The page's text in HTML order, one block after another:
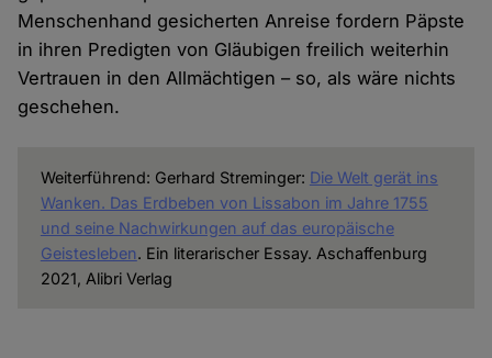
Menschenhand gesicherten Anreise fordern Päpste
in ihren Predigten von Gläubigen freilich weiterhin
Vertrauen in den Allmächtigen – so, als wäre nichts
geschehen.
Weiterführend: Gerhard Streminger: Die Welt gerät ins
Wanken. Das Erdbeben von Lissabon im Jahre 1755
und seine Nachwirkungen auf das europäische
Geistesleben. Ein literarischer Essay. Aschaffenburg
2021, Alibri Verlag